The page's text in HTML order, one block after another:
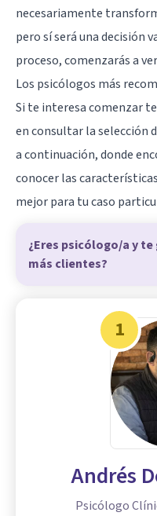
necesariamente
pero sí será una decisión
proceso, comenzarás a
Los psicólogos más
Si te interesa comenzar
en consultar la selección
a continuación, donde
conocer las
mejor para tu caso
¿Eres psicólogo/a y
más clientes?
1
Andrés
Psicólogo